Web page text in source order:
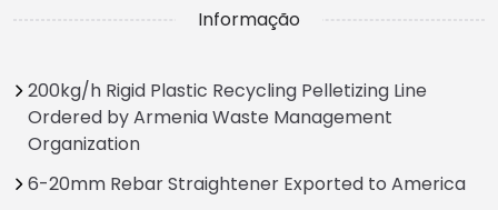
Informação
200kg/h Rigid Plastic Recycling Pelletizing Line
Ordered by Armenia Waste Management
Organization
6-20mm Rebar Straightener Exported to America